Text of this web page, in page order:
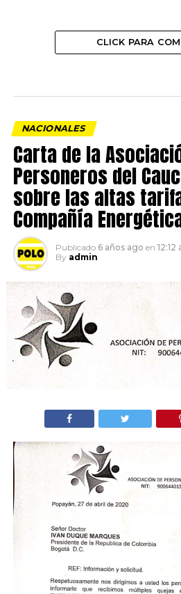
CLICK PARA
NACIONALES
Carta de la
Personeros del
sobre las altas
Compañía
Publicado 6 años ago en 12:12
By admin